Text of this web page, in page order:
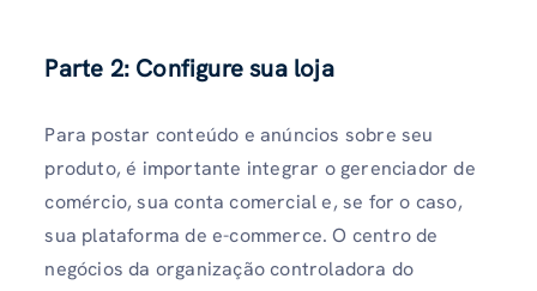
Parte 2: Configure sua loja
Para postar conteúdo e anúncios sobre seu
produto, é importante integrar o gerenciador de
comércio, sua conta comercial e, se for o caso,
sua plataforma de e-commerce. O centro de
negócios da organização controladora do